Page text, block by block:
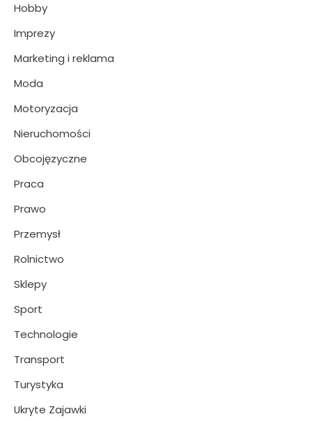
Hobby
Imprezy
Marketing i reklama
Moda
Motoryzacja
Nieruchomości
Obcojęzyczne
Praca
Prawo
Przemysł
Rolnictwo
Sklepy
Sport
Technologie
Transport
Turystyka
Ukryte Zajawki